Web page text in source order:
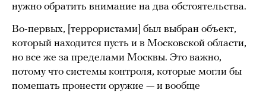
нужно обратить внимание на два обстоятельства.
Во-первых, [террористами] был выбран объект,
который находится пусть и в Московской области,
но все же за пределами Москвы. Это важно,
потому что системы контроля, которые могли бы
помешать пронести оружие — и вообще